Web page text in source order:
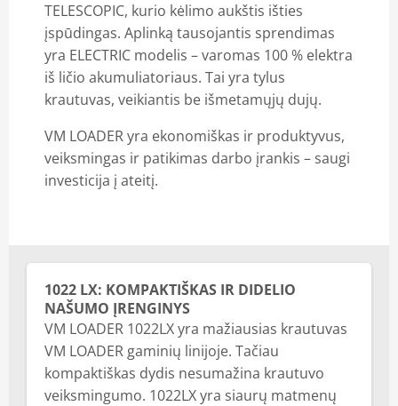
TELESCOPIC, kurio kėlimo aukštis išties
įspūdingas. Aplinką tausojantis sprendimas
yra ELECTRIC modelis – varomas 100 % elektra
iš ličio akumuliatoriaus. Tai yra tylus
krautuvas, veikiantis be išmetamųjų dujų.
VM LOADER yra ekonomiškas ir produktyvus,
veiksmingas ir patikimas darbo įrankis – saugi
investicija į ateitį.
1022 LX: KOMPAKTIŠKAS IR DIDELIO
NAŠUMO ĮRENGINYS
VM LOADER 1022LX yra mažiausias krautuvas
VM LOADER gaminių linijoje. Tačiau
kompaktiškas dydis nesumažina krautuvo
veiksmingumo. 1022LX yra siaurų matmenų